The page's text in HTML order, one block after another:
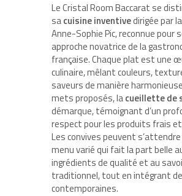
Le Cristal Room Baccarat se
sacuisine inventivedirigée par
Anne-Sophie Pic, reconnue pour
approche novatrice de la
française. Chaque plat est une
culinaire, mêlant couleurs,
saveurs de manière
mets proposés, lacueillette de
démarque, témoignant d’un
respect pour les produits frais et
Les convives peuvent s’attendre
menu varié qui fait la part belle
ingrédients de qualité et au
traditionnel, tout en intégrant
contemporaines.